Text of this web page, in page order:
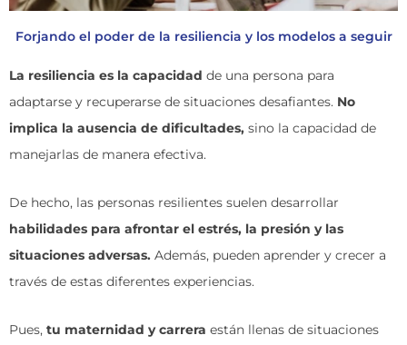
Forjando el poder de la resiliencia y los modelos a seguir
La resiliencia es la capacidad de una persona para
adaptarse y recuperarse de situaciones desafiantes. No
implica la ausencia de dificultades, sino la capacidad de
manejarlas de manera efectiva.
De hecho, las personas resilientes suelen desarrollar
habilidades para afrontar el estrés, la presión y las
situaciones adversas. Además, pueden aprender y crecer a
través de estas diferentes experiencias.
Pues, tu maternidad y carrera están llenas de situaciones